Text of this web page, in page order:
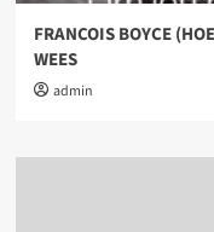
FRANCOIS BOYCE
WEES
admin